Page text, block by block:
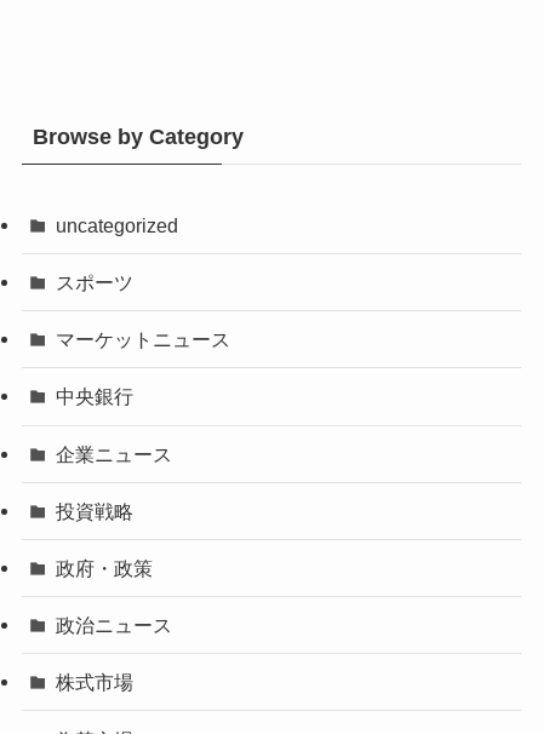
Browse by Category
uncategorized
スポーツ
マーケットニュース
中央銀行
企業ニュース
投資戦略
政府・政策
政治ニュース
株式市場